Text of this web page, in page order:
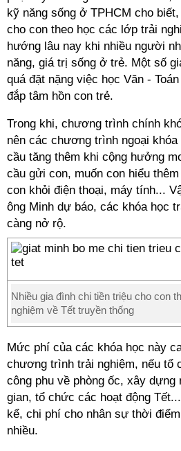
kỹ năng sống ở TPHCM cho
cho con theo học các lớp trải
hướng lâu nay khi nhiều người
năng, giá trị sống ở trẻ. Một số
quá đặt nặng việc học Văn -
đắp tâm hồn con trẻ.
Trong khi, chương trình chính
nên các chương trình ngoại
cầu tăng thêm khi cộng hưởng
cầu gửi con, muốn con hiểu
con khỏi điện thoại, máy tính...
ông Minh dự báo, các khóa học
càng nở rộ.
Nhiều gia đình chi tiền triệu cho con
nghiệm về Tết truyền thống
Mức phí của các khóa học này
chương trình trải nghiệm, nếu tổ
công phu về phòng ốc, xây dựng
gian, tổ chức các hoạt động
kể, chi phí cho nhân sự thời
nhiều.